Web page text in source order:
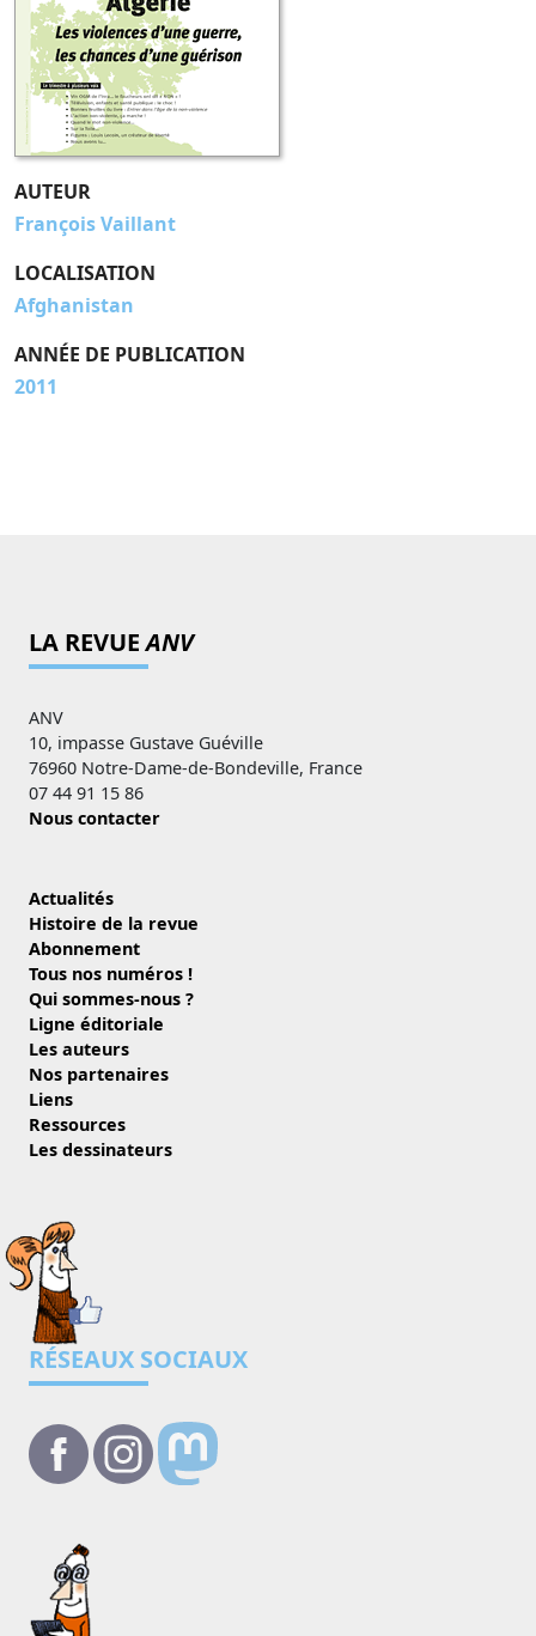
AUTEUR
François Vaillant
LOCALISATION
Afghanistan
ANNÉE DE PUBLICATION
2011
LA REVUEANV
ANV
10, impasse Gustave Guéville
76960 Notre-Dame-de-Bondeville, France
07 44 91 15 86
Nous contacter
Actualités
Histoire de la revue
Abonnement
Tous nos numéros !
Qui sommes-nous ?
Ligne éditoriale
Les auteurs
Nos partenaires
Liens
Ressources
Les dessinateurs
RÉSEAUX SOCIAUX